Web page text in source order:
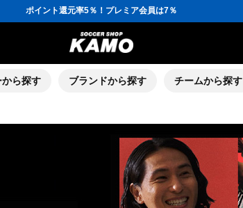
ポイント還元率5％！プレミア会員は7％
の方にはお誕生月に「10％OFFクーポン」プレゼント！
16,000円(税込)以上でシューズケースプレゼント！
3,300円(税込)以上で送料無料！
ポイント還元率5％！プレミア会員は7％
の方にはお誕生月に「10％OFFクーポン」プレゼント！
ら探す ブランドから探す チームから探す